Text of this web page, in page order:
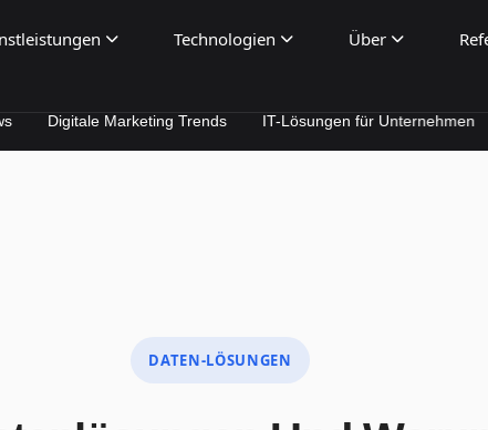
Technologien Über
Marketing Trends IT-Lösungen für Unternehmen SEO &
DATEN-LÖSUNGEN